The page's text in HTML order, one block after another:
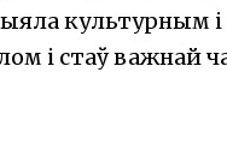
культурным
і стаў важнай